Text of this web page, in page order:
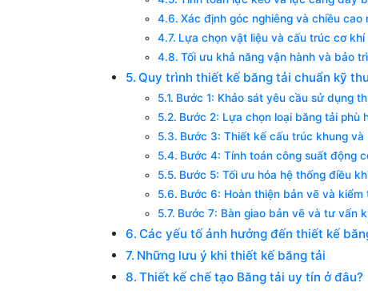
Xác định góc nghiêng và chiều cao
Lựa chọn vật liệu và cấu trúc cơ khí
Tối ưu khả năng vận hành và bảo trì
Quy trình thiết kế băng tải chuẩn kỹ
Bước 1: Khảo sát yêu cầu sử dụng
Bước 2: Lựa chọn loại băng tải phù
Bước 3: Thiết kế cấu trúc khung
Bước 4: Tính toán công suất động
Bước 5: Tối ưu hóa hệ thống điều
Bước 6: Hoàn thiện bản vẽ và kiểm
Bước 7: Bàn giao bản vẽ và tư vấn
Các yếu tố ảnh hưởng đến thiết kế
Những lưu ý khi thiết kế băng tải
Thiết kế chế tạo Băng tải uy tín ở đâu?